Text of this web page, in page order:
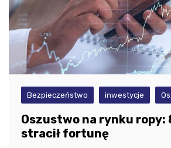
Bezpieczeństwo inwestycje
Oszustwo na rynku
stracił fortunę